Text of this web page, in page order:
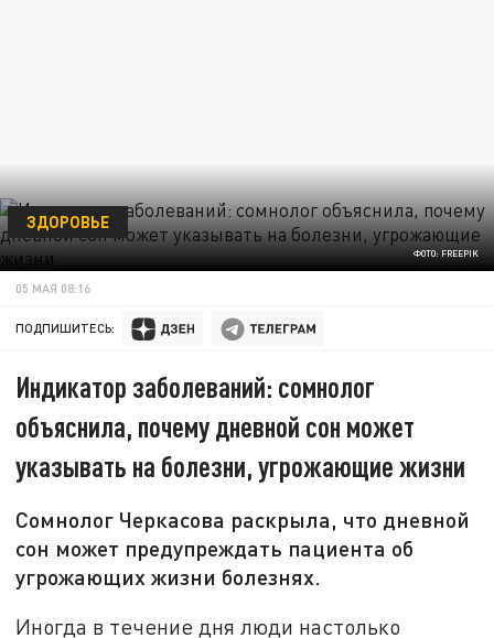
ФОТО: FREEPIK
ЗДОРОВЬЕ
05 МАЯ 08:16
ПОДПИШИТЕСЬ:
Индикатор заболеваний: сомнолог
объяснила, почему дневной сон может
указывать на болезни, угрожающие жизни
Сомнолог Черкасова раскрыла, что дневной
сон может предупреждать пациента об
угрожающих жизни болезнях.
Иногда в течение дня люди настолько